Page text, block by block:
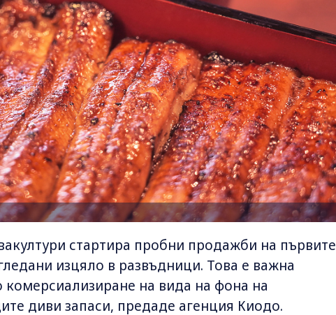
стартира пробни продажби на първите
изцяло в развъдници. Това е важна
на вида на фона на
диви запаси, предаде агенция Киодо.